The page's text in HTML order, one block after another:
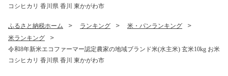
コシヒカリ 香川県 香川 東かがわ市
ふるさと納税ホーム ランキング
米・パンランキング
米ランキング
令和8年新米エコファーマー認定農家の地域ブランド米(水主米) 玄米10kg お米
コシヒカリ 香川県 香川 東かがわ市